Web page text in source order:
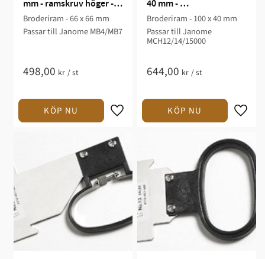
mm - ramskruv höger -
MB4/MB7
Broderiram - 66 x 66 mm
Passar till Janome MB4/MB7
498,00 kr /st
40 mm -
MCH12/14/15000
Broderiram - 100 x 40 mm
Passar till Janome
MCH12/14/15000
644,00 kr /st